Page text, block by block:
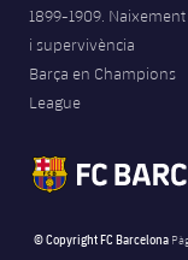
1899-1909. Naixement
i supervivència
Barça en Champions
League
© Copyright FC Barcelona